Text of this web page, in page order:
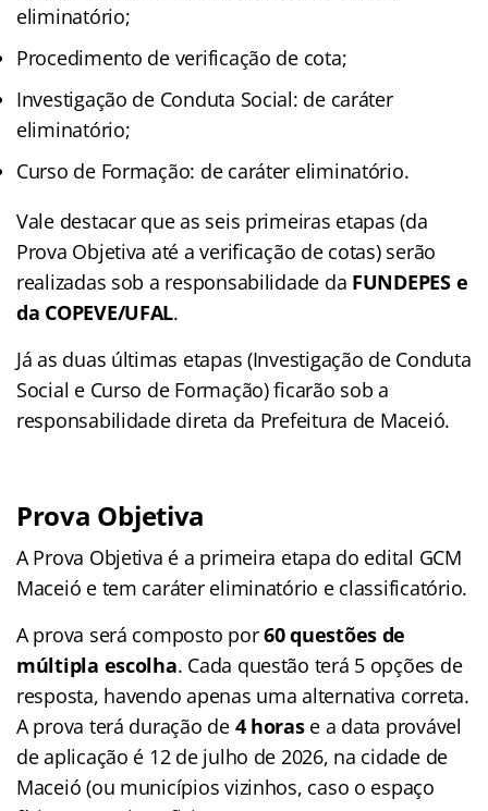
eliminatório;
Procedimento de verificação de cota;
Investigação de Conduta Social: de caráter
eliminatório;
Curso de Formação: de caráter eliminatório.
Vale destacar que as seis primeiras etapas (da
Prova Objetiva até a verificação de cotas) serão
realizadas sob a responsabilidade da FUNDEPES e
da COPEVE/UFAL.
Já as duas últimas etapas (Investigação de Conduta
Social e Curso de Formação) ficarão sob a
responsabilidade direta da Prefeitura de Maceió.
Prova Objetiva
A Prova Objetiva é a primeira etapa do edital GCM
Maceió e tem caráter eliminatório e classificatório.
A prova será composto por60 questões de
múltipla escolha. Cada questão terá 5 opções de
resposta, havendo apenas uma alternativa correta.
A prova terá duração de 4 horase a data provável
de aplicação é 12 de julho de 2026, na cidade de
Maceió (ou municípios vizinhos, caso o espaço